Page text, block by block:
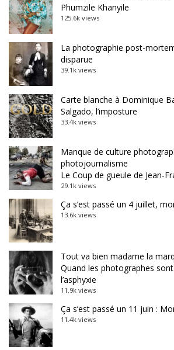
Phumzile Khanyile
125.6k views
La photographie post-
disparue
39.1k views
Carte blanche à Dominique
Salgado, l’imposture
33.4k views
Manque de culture
photojournalisme
Le Coup de gueule de Jean-
29.1k views
Ça s’est passé un 4 juillet,
13.6k views
Tout va bien madame la
Quand les photographes
l’asphyxie
11.9k views
Ça s’est passé un 11 juin :
11.4k views